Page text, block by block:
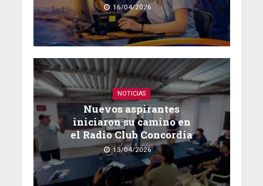
16/04/2026
NOTICIAS
Nuevos aspirantes
iniciaron su camino en
el Radio Club Concordia
13/04/2026